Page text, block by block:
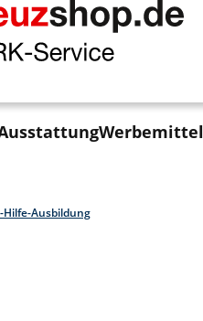
springen
Werbemittel
Hilfe-Ausbildung